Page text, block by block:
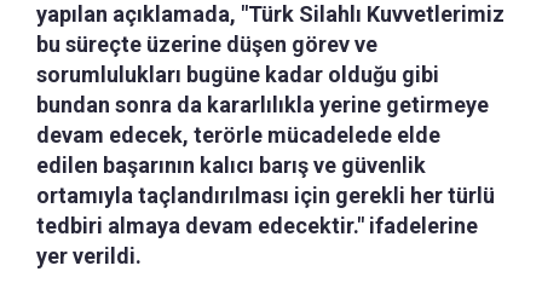
yapılan açıklamada, "Türk Silahlı Kuvvetlerimiz
bu süreçte üzerine düşen görev ve
sorumlulukları bugüne kadar olduğu gibi
bundan sonra da kararlılıkla yerine getirmeye
devam edecek, terörle mücadelede elde
edilen başarının kalıcı barış ve güvenlik
ortamıyla taçlandırılması için gerekli her türlü
tedbiri almaya devam edecektir." ifadelerine
yer verildi.